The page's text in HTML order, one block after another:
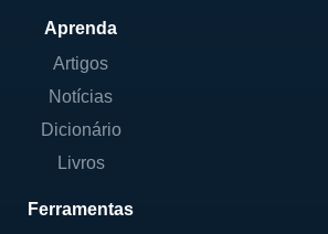
Aprenda
Artigos
Notícias
Dicionário
Livros
Ferramentas